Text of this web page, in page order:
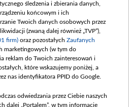
śledzenia i zbierania danych,
końcowym i ich
Twoich danych osobowych przez
(zwaną dalej również „TVP”),
firm) oraz pozostałych Zaufanych
marketingowych (w tym do
reklam do Twoich zainteresowań i
które wskazujemy poniżej, a
nas identyfikatora PPID do Google.
odwiedzania przez Ciebie naszych
dalej „Portalem”, w tym informacje